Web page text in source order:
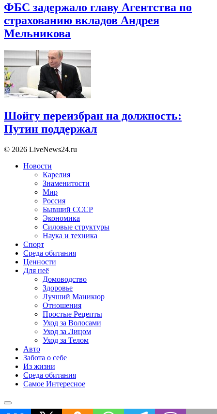
ФБС задержало главу Агентства по
страхованию вкладов Андрея
Мельникова
Шойгу переизбран на должность:
Путин поддержал
© 2026 LiveNews24.ru
Новости
Карелия
Знаменитости
Мир
Россия
Бывший СССР
Экономика
Силовые структуры
Наука и техника
Спорт
Среда обитания
Ценности
Для неё
Домоводство
Здоровье
Лучший Маникюр
Отношения
Простые Рецепты
Уход за Волосами
Уход за Лицом
Уход за Телом
Авто
Забота о себе
Из жизни
Среда обитания
Самое Интересное